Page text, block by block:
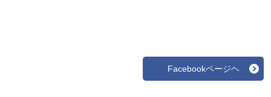
Facebookページヘ